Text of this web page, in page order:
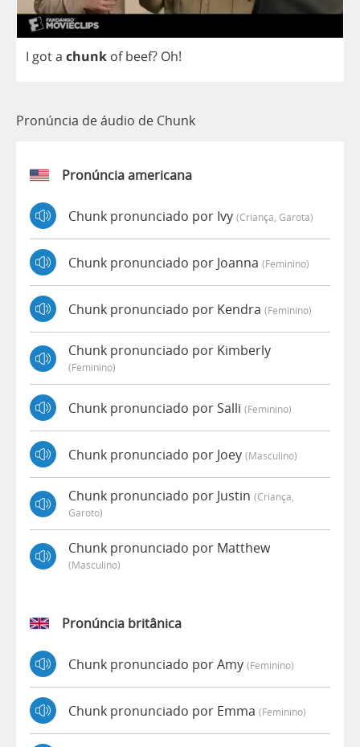
I gota chunk of beef? Oh!
Pronúncia de áudio de Chunk
Pronúncia americana
Chunk pronunciado por Ivy (criança, Garota)
Chunk pronunciado por Joanna (feminino)
Chunk pronunciado por Kendra (feminino)
Chunk pronunciado por Kimberly
(feminino)
Chunk pronunciado por Salli (feminino)
Chunk pronunciado por Joey (masculino)
Chunk pronunciado por Justin (criança,
Garoto)
Chunk pronunciado por Matthew
(masculino)
Pronúncia britânica
Chunk pronunciado por Amy (feminino)
Chunk pronunciado por Emma (feminino)